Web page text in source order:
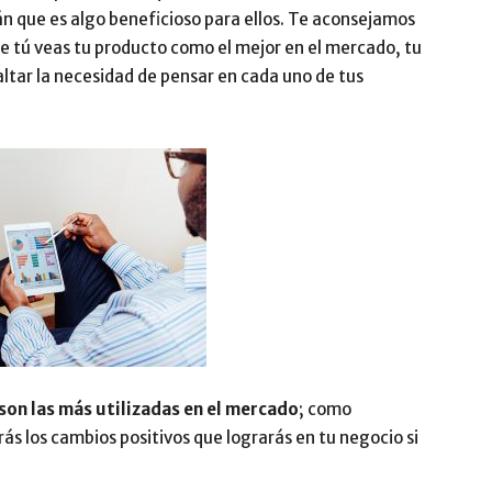
es algo beneficioso para ellos. Te aconsejamos
tú veas tu producto como el mejor en el mercado, tu
la necesidad de pensar en cada uno de tus
las más utilizadas en el mercado; como
los cambios positivos que lograrás en tu negocio si